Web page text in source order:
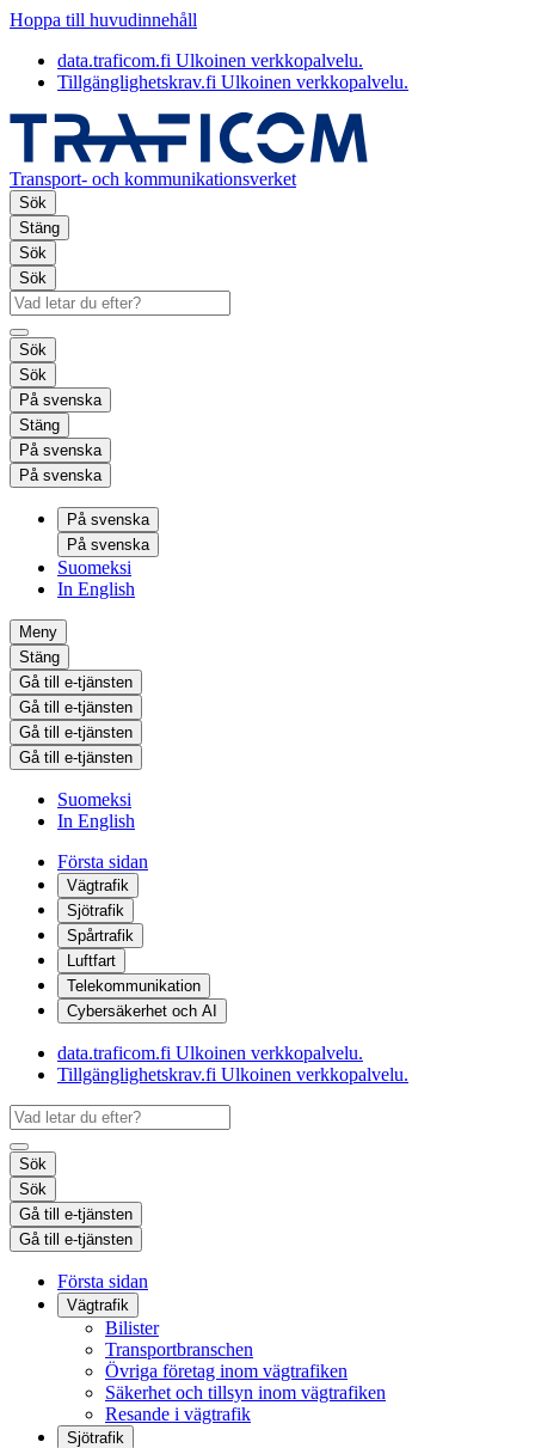
Hoppa till huvudinnehåll
data.traficom.fi Ulkoinen verkkopalvelu.
Tillgänglighetskrav.fi Ulkoinen verkkopalvelu.
Transport- och kommunikationsverket
Sök
Stäng
Sök
Sök
Sök
Sök
På svenska
Stäng
På svenska
På svenska
På svenska
På svenska
Suomeksi
In English
Meny
Stäng
Gå till e-tjänsten
Gå till e-tjänsten
Gå till e-tjänsten
Gå till e-tjänsten
Suomeksi
In English
Första sidan
Vägtrafik
Sjötrafik
Spårtrafik
Luftfart
Telekommunikation
Cybersäkerhet och AI
data.traficom.fi Ulkoinen verkkopalvelu.
Tillgänglighetskrav.fi Ulkoinen verkkopalvelu.
Sök
Sök
Gå till e-tjänsten
Gå till e-tjänsten
Första sidan
Vägtrafik
Bilister
Transportbranschen
Övriga företag inom vägtrafiken
Säkerhet och tillsyn inom vägtrafiken
Resande i vägtrafik
Sjötrafik